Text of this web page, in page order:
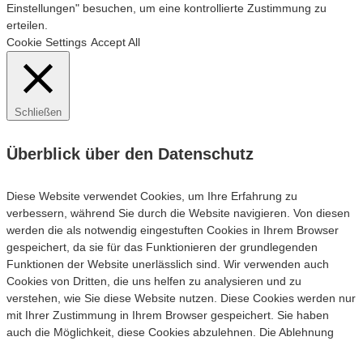
Einstellungen" besuchen, um eine kontrollierte Zustimmung zu
erteilen.
Cookie Settings Accept All
Schließen
Überblick über den Datenschutz
Diese Website verwendet Cookies, um Ihre Erfahrung zu
verbessern, während Sie durch die Website navigieren. Von diesen
werden die als notwendig eingestuften Cookies in Ihrem Browser
gespeichert, da sie für das Funktionieren der grundlegenden
Funktionen der Website unerlässlich sind. Wir verwenden auch
Cookies von Dritten, die uns helfen zu analysieren und zu
verstehen, wie Sie diese Website nutzen. Diese Cookies werden nur
mit Ihrer Zustimmung in Ihrem Browser gespeichert. Sie haben
auch die Möglichkeit, diese Cookies abzulehnen. Die Ablehnung